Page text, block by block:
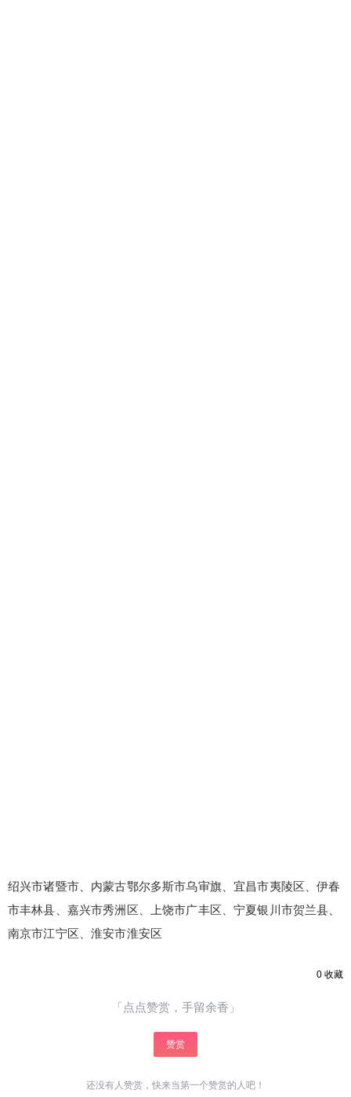
绍兴市诸暨市、内蒙古鄂尔多斯市乌审旗、宜昌市夷陵区、伊春
市丰林县、嘉兴市秀洲区、上饶市广丰区、宁夏银川市贺兰县、
南京市江宁区、淮安市淮安区
0 收藏
「点点赞赏，手留余香」
赞赏
还没有人赞赏，快来当第一个赞赏的人吧！